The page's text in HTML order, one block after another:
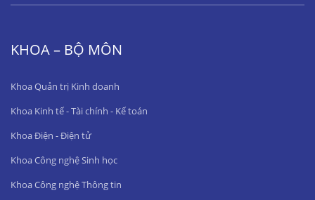
KHOA – BỘ MÔN
Khoa Quản trị Kinh doanh
Khoa Kinh tế - Tài chính - Kế toán
Khoa Điện - Điện tử
Khoa Công nghệ Sinh học
Khoa Công nghệ Thông tin